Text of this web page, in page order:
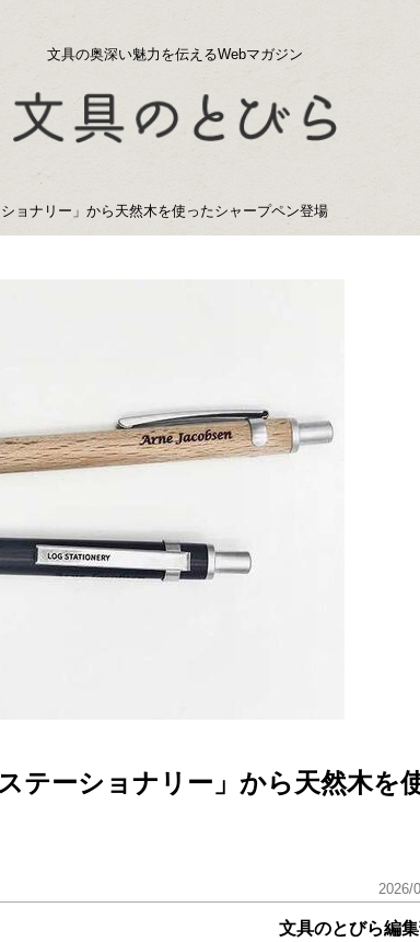
文具の奥深い魅力を伝えるWebマガジン
ョナリー」から天然木を使ったシャープペン登場
テーショナリー」から天然木を
2026/
文具のとびら編